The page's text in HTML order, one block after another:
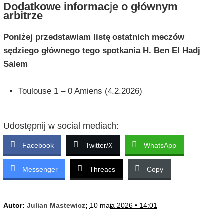
Dodatkowe informacje o głównym
arbitrze
Poniżej przedstawiam listę ostatnich meczów
sędziego głównego tego spotkania H. Ben El Hadj
Salem
Toulouse 1 – 0 Amiens (4.2.2026)
Udostępnij w social mediach:
Facebook Twitter/X WhatsApp
Messenger Threads Copy
Autor: Julian Mastewicz; 10 maja 2026 • 14:01